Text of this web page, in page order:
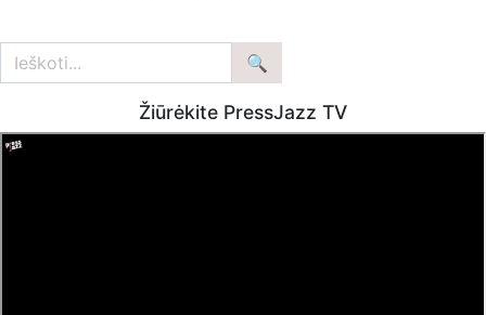
VšĮ „Ekspertai.eu“ per PayPal paspaudę šią nuorodą –
https://www.paypal.com/paypalme/Ekspertaieu?
Žiūrėkite PressJazz TV